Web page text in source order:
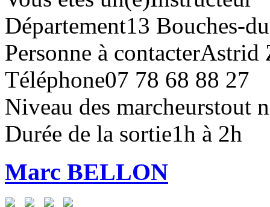
Département13 Bouches-
Personne à contacterAstrid
Téléphone07 78 68 88 27
Niveau des marcheurstout
Durée de la sortie1h à 2h
Marc BELLON